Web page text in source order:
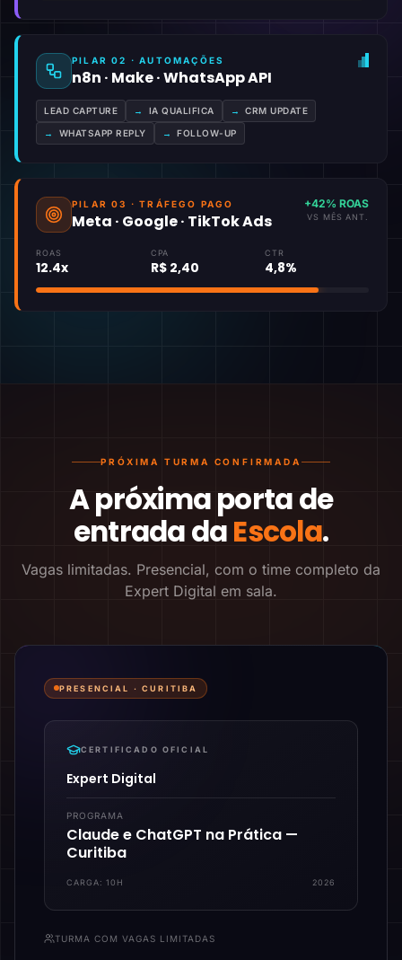
PILAR 02 · AUTOMAÇÕES
n8n · Make · WhatsApp API
LEAD CAPTURE → IA QUALIFICA → CRM UPDATE
→ WHATSAPP REPLY → FOLLOW-UP
PILAR 03 · TRÁFEGO PAGO
Meta · Google · TikTok Ads
+42% ROAS
VS MÊS ANT.
ROAS
12.4x
CPA
R$ 2,40
CTR
4,8%
PRÓXIMA TURMA CONFIRMADA
A próxima porta de
entrada daEscola.
Vagas limitadas. Presencial, com o time completo da
Expert Digital em sala.
PRESENCIAL ·CURITIBA
CERTIFICADO OFICIAL
Expert Digital
PROGRAMA
Claude e ChatGPT na Prática —
Curitiba
CARGA:10H 2026
TURMA COM VAGAS LIMITADAS